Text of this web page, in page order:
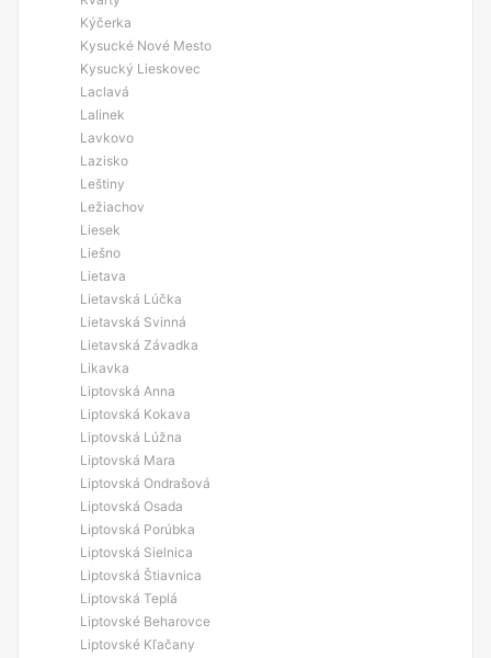
Kýčerka
Kysucké Nové Mesto
Kysucký Lieskovec
Laclavá
Lalinek
Lavkovo
Lazisko
Leštiny
Ležiachov
Liesek
Liešno
Lietava
Lietavská Lúčka
Lietavská Svinná
Lietavská Závadka
Likavka
Liptovská Anna
Liptovská Kokava
Liptovská Lúžna
Liptovská Mara
Liptovská Ondrašová
Liptovská Osada
Liptovská Porúbka
Liptovská Sielnica
Liptovská Štiavnica
Liptovská Teplá
Liptovské Beharovce
Liptovské Kľačany